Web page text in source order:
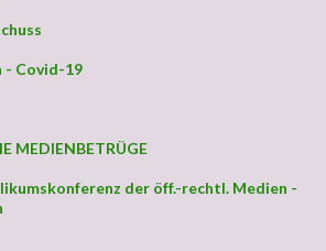
- Covid-19
MEDIENBETRÜGE
der öff.-rechtl. Medien -